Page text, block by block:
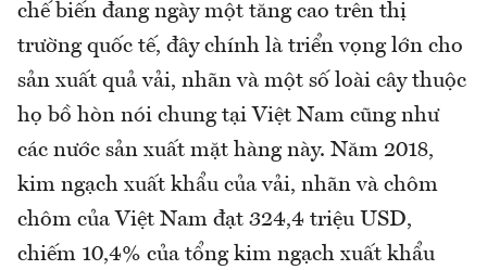
chế biến đang ngày một tăng cao trên thị
trường quốc tế, đây chính là triển vọng lớn cho
sản xuất quả vải, nhãn và một số loài cây thuộc
họ bồ hòn nói chung tại Việt Nam cũng như
các nước sản xuất mặt hàng này. Năm 2018,
kim ngạch xuất khẩu của vải, nhãn và chôm
chôm của Việt Nam đạt 324,4 triệu USD,
chiếm 10,4% của tổng kim ngạch xuất khẩu